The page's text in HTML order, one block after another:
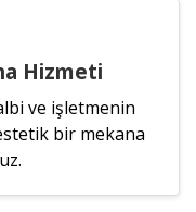
Hizmeti
ve işletmenin
bir mekana